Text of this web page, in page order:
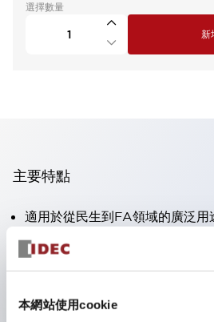
本網站使用cookie
選擇數量
新
主要特點
適用於從民生到FA領域的廣泛用
LED照明單元內置限流電阻和二
認證（不含指示燈）。